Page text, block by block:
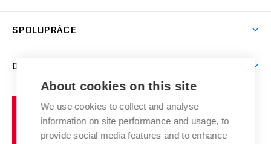
Den otevřených dveří
E-přihláška
Studijní programy
Pro prváky
Knihovna
Studium a stáže v zahraničí
Pracovní nabídky
Den chemie
Výzkumné skupiny
Výsledky VaV
Projekty
Úspěchy a ocenění
SPOLUPRÁCE
Fórum Chemistry and Life
Střední školy a FCH
Popularizace vědy
O FAKULTĚ
Organizační struktura
Historie fakulty
Kalendář akcí
Vysoké
učení
technické
About cookies on this site
We use cookies to collect and analyse
information on site performance and usage, to
provide social media features and to enhance